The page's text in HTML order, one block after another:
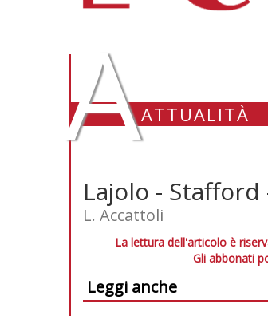
AATTUALITÀ
Lajolo - Stafford
L. Accattoli
La lettura dell'articolo è
Gli abbonati
Leggi anche